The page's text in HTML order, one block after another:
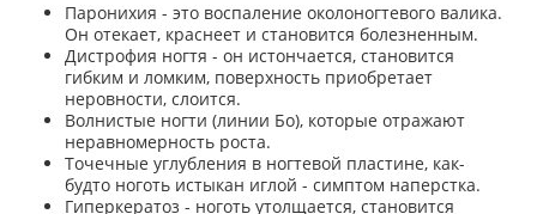
Паронихия - это воспаление околоногтевого валика.
Он отекает, краснеет и становится болезненным.
Дистрофия ногтя - он истончается, становится
гибким и ломким, поверхность приобретает
неровности, слоится.
Волнистые ногти (линии Бо), которые отражают
неравномерность роста.
Точечные углубления в ногтевой пластине, как-
будто ноготь истыкан иглой - симптом наперстка.
Гиперкератоз - ноготь утолщается, становится